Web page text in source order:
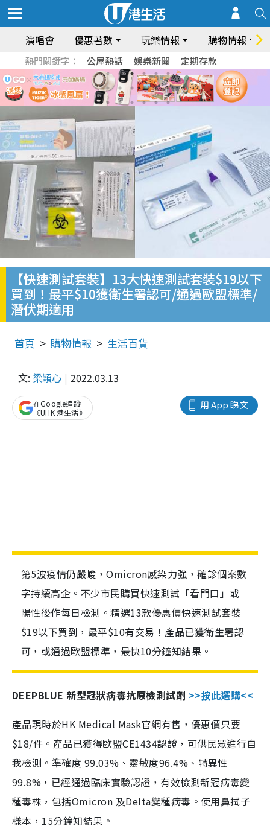
演唱會 優惠著數 玩樂情報 購物情報
熱門關鍵字： 公屋熱話 娛樂新聞 定期存款
【快速測試套裝】13大快速測試套裝$19以下
買到！最平$10獲衛生署認可/通過歐盟標準/
潛伏期適用
首頁 購物情報 生活百貨
文: 梁穎心 2022.03.13
用 App 睇文
在Google追蹤
《UHK 港生活》
第5波疫情仍嚴峻，Omicron感染力強，確診個案數
字持續高企。不少市民購買快速測試「看門口」或
陽性後作每日檢測。精選13款優惠價快速測試套裝
$19以下買到，最平$10有交易！產品已獲衛生署認
可，或通過歐盟標準，最快10分鐘知結果。
DEEPBLUE 新型冠狀病毒抗原檢測試劑 >>按此選購<<
產品現時於HK Medical Mask官網有售，優惠價只要
$18/件。產品已獲得歐盟CE1434認證，可供民眾進行自
我檢測。準確度 99.03%、靈敏度96.4%、特異性
99.8%，已經通過臨床實驗認證，有效檢測新冠病毒變
種毒株，包括Omicron 及Delta變種病毒。使用鼻拭子
樣本，15分鐘知結果。